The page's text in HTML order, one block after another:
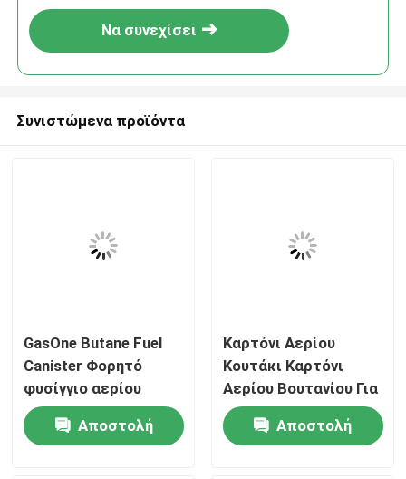
Σπίτι
Προϊόντα
Να συνεχίσει
Συνιστώμενα προϊόντα
GasOne Butane Fuel
Canister Φορητό
φυσίγγιο αερίου
βουτανίου για
εξωτερική μαγειρική
Αποστολή
Καρτόνι Αερίου
Κουτάκι Καρτόνι
Αερίου Βουτανίου Για
Κατασκηνώσεις
ΑποθήκευσηΑποστολή